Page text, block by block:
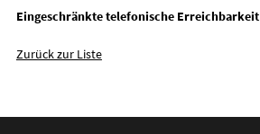
Eingeschränkte telefonische Erreichbarkeit
Zurück zur Liste